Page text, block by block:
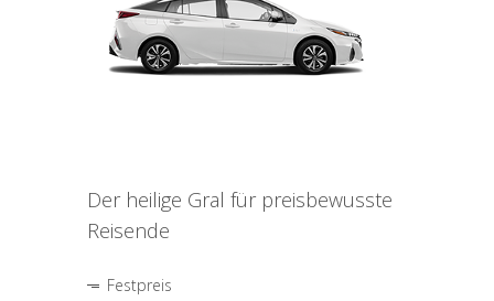
Der heilige Gral für preisbewusste
Reisende
Festpreis